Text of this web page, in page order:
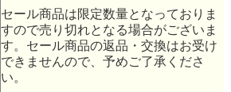
セール商品は限定数量となっておりま
すので売り切れとなる場合がございま
す。セール商品の返品・交換はお受け
できませんので、予めご了承くださ
い。